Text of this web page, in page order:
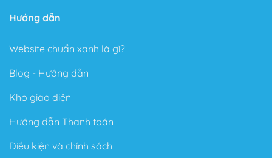
Hướng dẫn
Website chuẩn xanh là gì?
Blog - Hướng dẫn
Kho giao diện
Hướng dẫn Thanh toán
Điều kiện và chính sách